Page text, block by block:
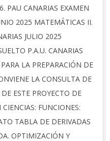
PAU CANARIAS EXAMEN
2025 MATEMÁTICAS II.
JULIO 2025
P.A.U. CANARIAS
LA PREPARACIÓN DE
LA CONSULTA DE
ESTE PROYECTO DE
FUNCIONES:
TABLA DE DERIVADAS
OPTIMIZACIÓN Y